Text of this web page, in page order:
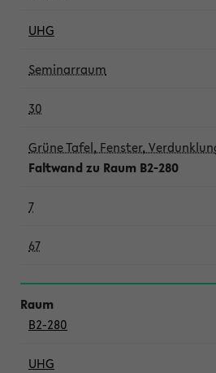
UHG
Seminarraum
30
Grüne Tafel, Fenster,
Faltwand zu Raum B2-280
7
67
B2-280
UHG